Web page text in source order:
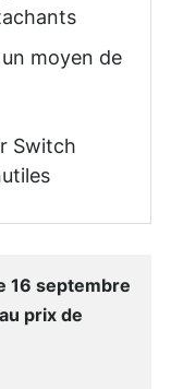
un moyen de
Switch
16 septembre
prix de